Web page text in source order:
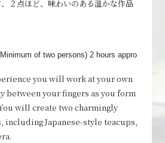
２点ほど、味わいのある温かな作品
of two persons) 2 hours appro
you will work at your own
between your fingers as you form
will create two charmingly
including Japanese-style teacups,